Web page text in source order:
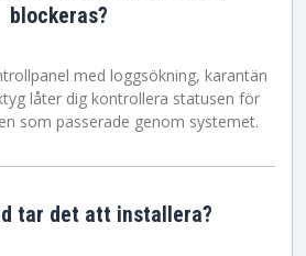
blockeras?
med loggsökning, karantän
låter dig kontrollera statusen för
som passerade genom systemet.
tar det att installera?